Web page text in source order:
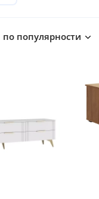
по популярности